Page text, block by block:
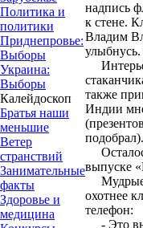
Политика и
политики
Приднепровье:
Выборы
Украина:
Выборы
Калейдоскоп
Братья наши
меньшие
Ветер
странствий
Занимательные
факты
Здоровье и
медицина
надпись
к стене.
Владим
также
Индии
подобрал).
выпуске
Мудрые
охотнее
телефон:
- Это вы